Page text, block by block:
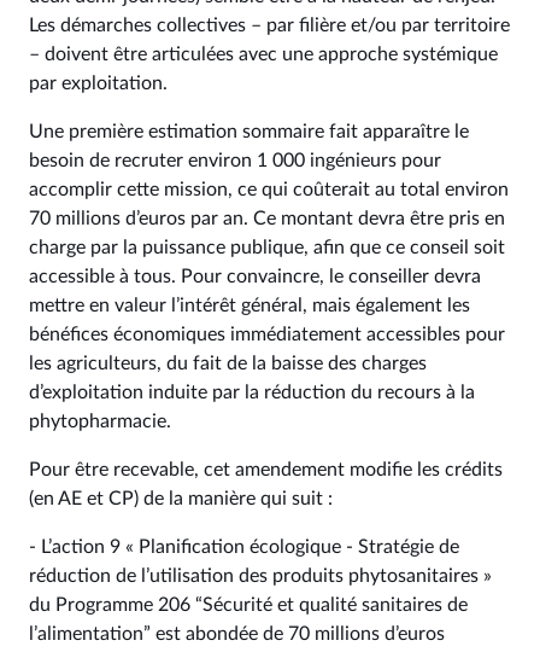
Les démarches collectives – par filière et/ou par territoire
– doivent être articulées avec une approche systémique
par exploitation.
Une première estimation sommaire fait apparaître le
besoin de recruter environ 1 000 ingénieurs pour
accomplir cette mission, ce qui coûterait au total environ
70 millions d’euros par an. Ce montant devra être pris en
charge par la puissance publique, afin que ce conseil soit
accessible à tous. Pour convaincre, le conseiller devra
mettre en valeur l’intérêt général, mais également les
bénéfices économiques immédiatement accessibles pour
les agriculteurs, du fait de la baisse des charges
d’exploitation induite par la réduction du recours à la
phytopharmacie.
Pour être recevable, cet amendement modifie les crédits
(en AE et CP) de la manière qui suit :
- L’action 9 « Planification écologique - Stratégie de
réduction de l’utilisation des produits phytosanitaires »
du Programme 206 “Sécurité et qualité sanitaires de
l’alimentation” est abondée de 70 millions d’euros